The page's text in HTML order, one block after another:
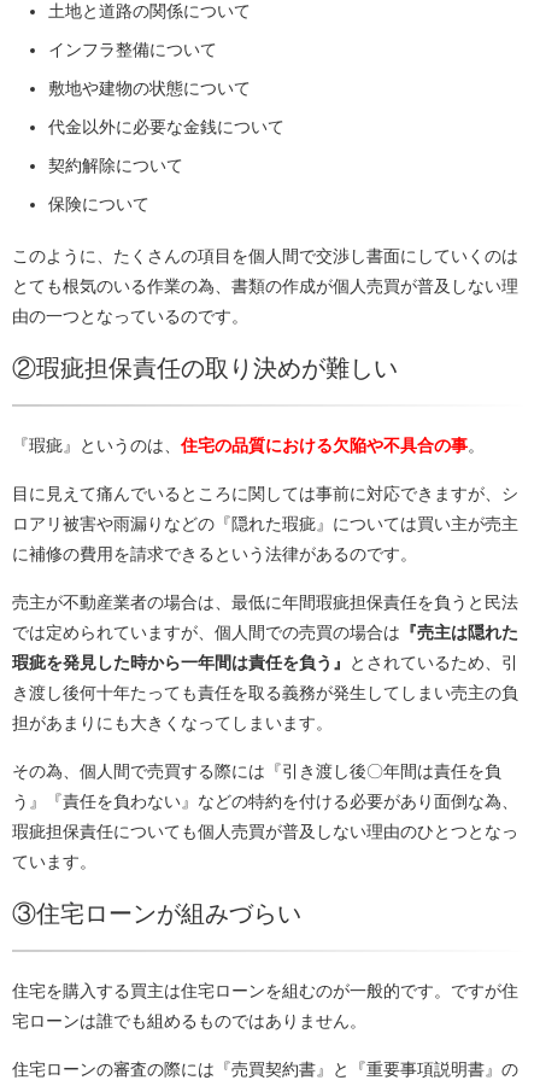
土地と道路の関係について
インフラ整備について
敷地や建物の状態について
代金以外に必要な金銭について
契約解除について
保険について
このように、たくさんの項目を個人間で交渉し書面にしていくのは
とても根気のいる作業の為、書類の作成が個人売買が普及しない理
由の一つとなっているのです。
②瑕疵担保責任の取り決めが難しい
『瑕疵』というのは、 住宅の品質における欠陥や不具合の事。
目に見えて痛んでいるところに関しては事前に対応できますが、シ
ロアリ被害や雨漏りなどの『隠れた瑕疵』については買い主が売主
に補修の費用を請求できるという法律があるのです。
売主が不動産業者の場合は、最低に年間瑕疵担保責任を負うと民法
では定められていますが、個人間での売買の場合は 『売主は隠れた
瑕疵を発見した時から一年間は責任を負う』
とされているため、引
き渡し後何十年たっても責任を取る義務が発生してしまい売主の負
担があまりにも大きくなってしまいます。
その為、個人間で売買する際には『引き渡し後〇年間は責任を負
う』『責任を負わない』などの特約を付ける必要があり面倒な為、
瑕疵担保責任についても個人売買が普及しない理由のひとつとなっ
ています。
③住宅ローンが組みづらい
住宅を購入する買主は住宅ローンを組むのが一般的です。ですが住
宅ローンは誰でも組めるものではありません。
住宅ローンの審査の際には『売買契約書』と『重要事項説明書』の